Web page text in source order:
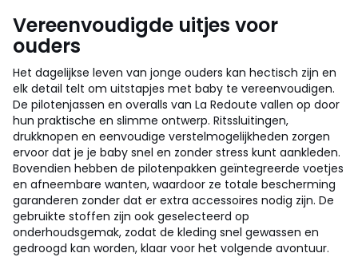
Vereenvoudigde uitjes voor
ouders
Het dagelijkse leven van jonge ouders kan hectisch zijn en
elk detail telt om uitstapjes met baby te vereenvoudigen.
De pilotenjassen en overalls van La Redoute vallen op door
hun praktische en slimme ontwerp. Ritssluitingen,
drukknopen en eenvoudige verstelmogelijkheden zorgen
ervoor dat je je baby snel en zonder stress kunt aankleden.
Bovendien hebben de pilotenpakken geïntegreerde voetjes
en afneembare wanten, waardoor ze totale bescherming
garanderen zonder dat er extra accessoires nodig zijn. De
gebruikte stoffen zijn ook geselecteerd op
onderhoudsgemak, zodat de kleding snel gewassen en
gedroogd kan worden, klaar voor het volgende avontuur.